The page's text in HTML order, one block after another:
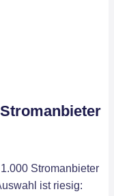
Stromanbieter
ist riesig: